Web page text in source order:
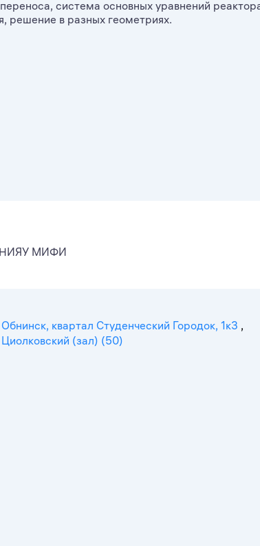
система основных уравнений
решение в разных геометриях.
НИЯУ МИФИ
Обнинск, квартал Студенческий Городок, 1к3 ,
Циолковский (зал) (50)